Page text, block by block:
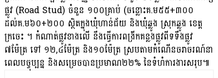
ផ្លូវ (Road Stud) ចំនួន ១០០គ្រាប់ (ចន្លោះគ.ម៥៥+៣០០
ដល់គ.ម៦០+២០០ ស្ថិតក្នុងឃុំហាន់ជ័យ និងឃុំឆ្លូង ស្រុកឆ្លូង ខេត្ត
ក្រចេះ ។ កំណាត់ផ្លូវខាងលើ នឹងធ្វើការពង្រីកគន្លងផ្លូវពីទទឹងផ្លូវ
៧ម៉ែត្រ ទៅ ១២,៤ម៉ែត្រ និង១០ម៉ែត្រ ស្របតាមកំណើនចរាចរណ៍នា
ពេលបច្ចុប្បន្ន និងសម្រេចបានប្រមាណ២២% នៃទំហំការងារសរុប៕